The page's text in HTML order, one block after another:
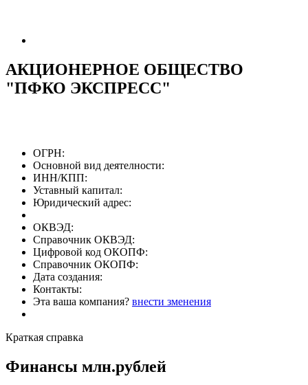
АКЦИОНЕРНОЕ ОБЩЕСТВО
"ПФКО ЭКСПРЕСС"
ОГРН:
Основной вид деятелности:
ИНН/КПП:
Уставный капитал:
Юридический адрес:
ОКВЭД:
Справочник ОКВЭД:
Цифровой код ОКОПФ:
Справочник ОКОПФ:
Дата создания:
Контакты:
Эта ваша компания? внести зменения
Краткая справка
Финансы млн.рублей